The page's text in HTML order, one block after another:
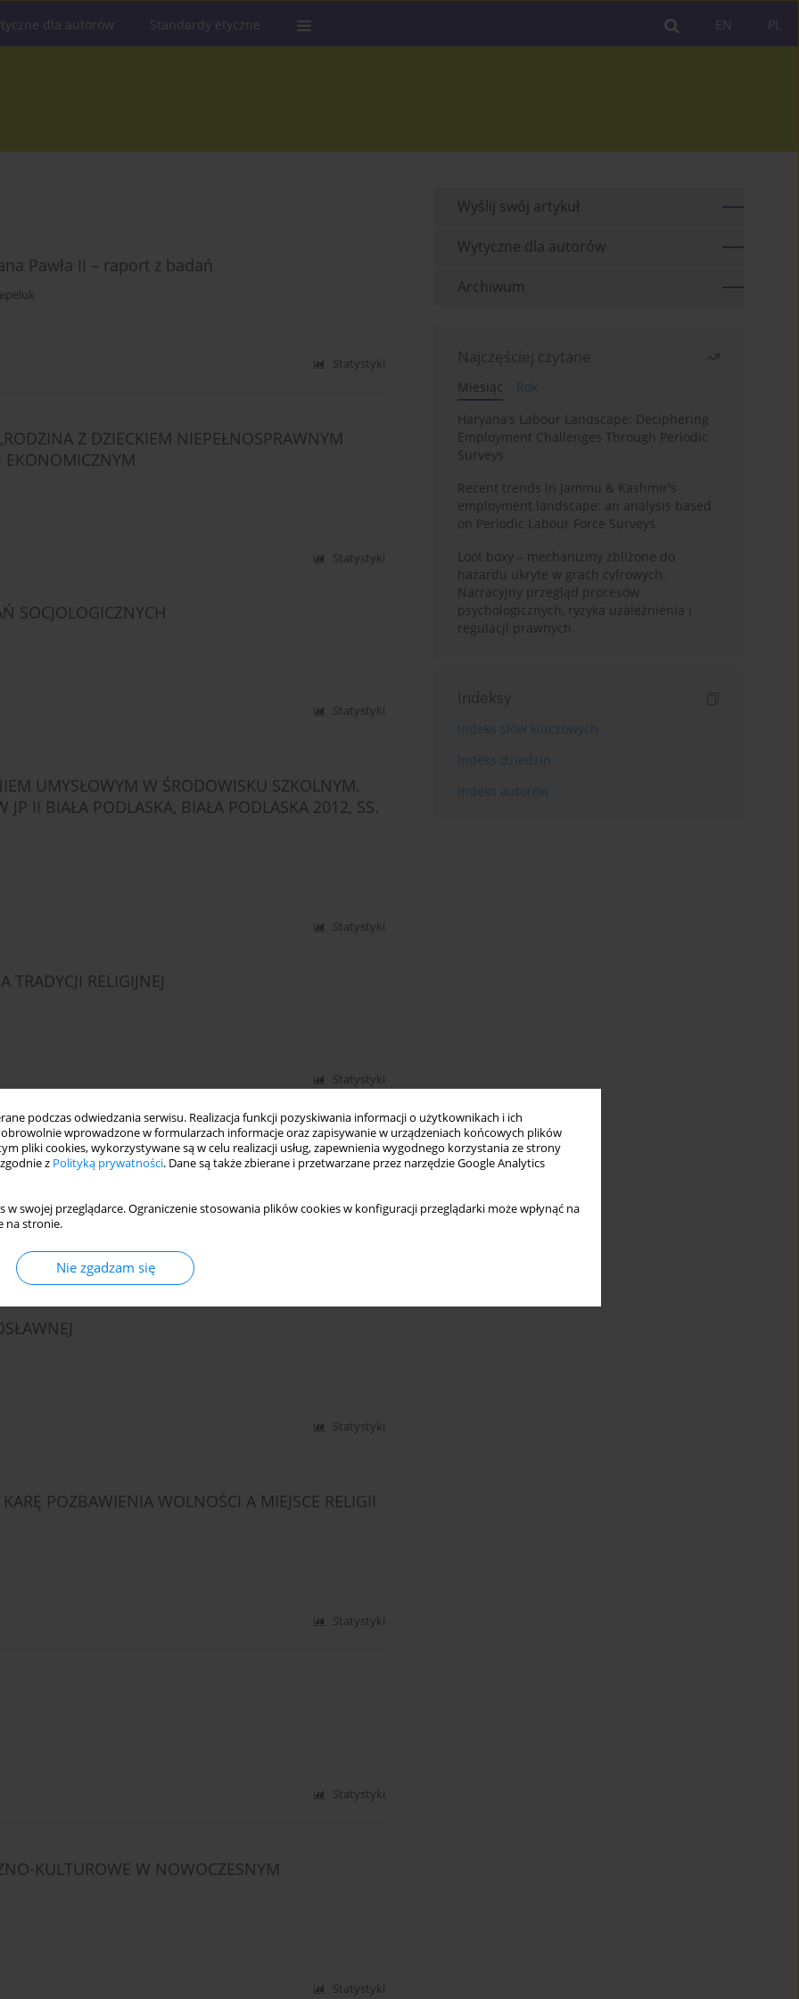
podczas odwiedzania serwisu. Realizacja funkcji pozyskiwania informacji o użytkownikach i ich
wprowadzone w formularzach informacje oraz zapisywanie w urządzeniach końcowych plików
pliki cookies, wykorzystywane są w celu realizacji usług, zapewnienia wygodnego korzystania ze strony
z Polityką prywatności. Dane są także zbierane i przetwarzane przez narzędzie Google Analytics
w swojej przeglądarce. Ograniczenie stosowania plików cookies w konfiguracji przeglądarki może wpłynąć na
na stronie.
Nie zgadzam się
PL
EN
dla autorów Standardy etyczne
Pawła II – raport z badań
Statystyki
Z DZIECKIEM NIEPEŁNOSPRAWNYM
EKONOMICZNYM
Statystyki
SOCJOLOGICZNYCH
Statystyki
UMYSŁOWYM W ŚRODOWISKU SZKOLNYM.
JP II BIAŁA PODLASKA, BIAŁA PODLASKA 2012, SS.
Statystyki
RELIGIJNEJ
Statystyki
I ZMIANA. STUDIUM SOCJOLOGICZNE”,
Statystyki
POZBAWIENIA WOLNOŚCI A MIEJSCE RELIGII
Statystyki
Statystyki
KULTUROWE W NOWOCZESNYM
Statystyki
Wyślij swój artykuł
Wytyczne dla autorów
Archiwum
Najczęściej czytane
Miesiąc
Rok
Haryana’s Labour Landscape: Deciphering
Employment Challenges Through Periodic
Surveys
Recent trends in Jammu & Kashmir's
employment landscape: an analysis based
on Periodic Labour Force Surveys
Loot boxy – mechanizmy zbliżone do
hazardu ukryte w grach cyfrowych.
Narracyjny przegląd procesów
psychologicznych, ryzyka uzależnienia i
regulacji prawnych
Indeksy
Indeks słów kluczowych
Indeks dziedzin
Indeks autorów